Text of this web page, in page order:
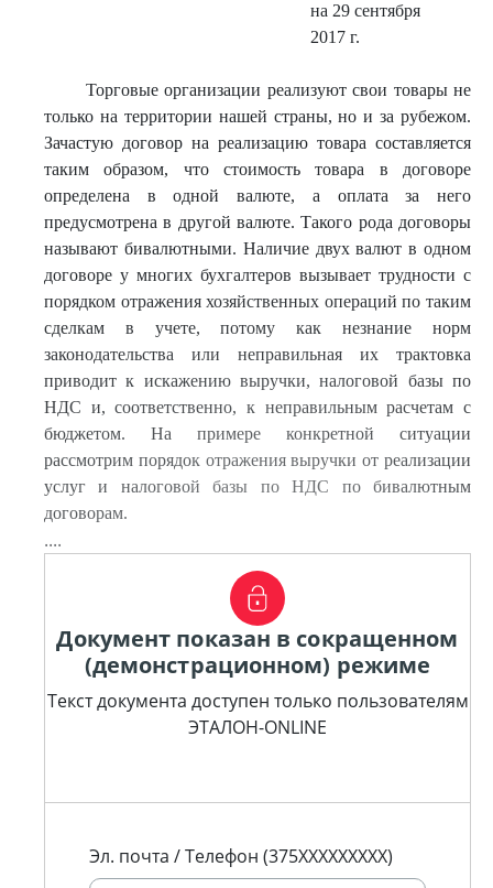
на 29 сентября
2017 г.
Торговые организации реализуют свои товары не
только на территории нашей страны, но и за рубежом.
Зачастую договор на реализацию товара составляется
таким образом, что стоимость товара в договоре
определена в одной валюте, а оплата за него
предусмотрена в другой валюте. Такого рода договоры
называют бивалютными. Наличие двух валют в одном
договоре у многих бухгалтеров вызывает трудности с
порядком отражения хозяйственных операций по таким
сделкам в учете, потому как незнание норм
законодательства или неправильная их трактовка
приводит к искажению выручки, налоговой базы по
НДС и, соответственно, к неправильным расчетам с
бюджетом. На примере конкретной ситуации
рассмотрим порядок отражения выручки от реализации
услуг и налоговой базы по НДС по бивалютным
договорам.
....
Документ показан в сокращенном
(демонстрационном) режиме
Текст документа доступен только пользователям
ЭТАЛОН-ONLINE
Эл. почта / Телефон (375XXXXXXXXX)